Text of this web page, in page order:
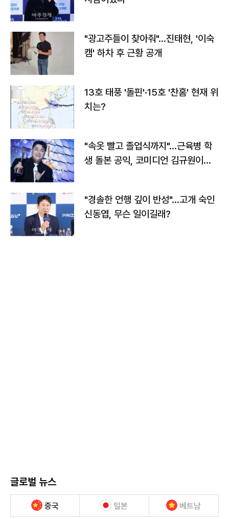
"광고주들이 찾아줘"…진태현, '이숙
캠' 하차 후 근황 공개
13호 태풍 '돌핀'·15호 '찬홈' 현재 위
치는?
"속옷 빨고 졸업식까지"…근육병 학
생 돌본 공익, 코미디언 김규원이었
"경솔한 언행 깊이 반성"…고개 숙인
신동엽, 무슨 일이길래?
글로벌 뉴스
중국 일본 베트남